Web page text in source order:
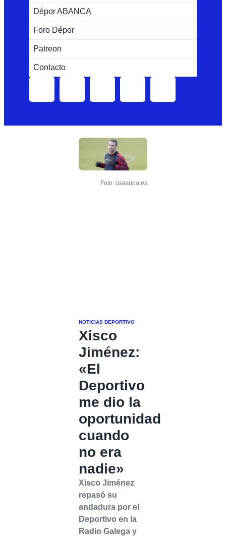
Dépor ABANCA
Foro Dépor
Patreon
Contacto
Foto: osasuna.es
NOTICIAS DEPORTIVO
Xisco
Jiménez:
«El
Deportivo
me dio la
oportunidad
cuando
no era
nadie»
Xisco Jiménez
repasó su
andadura por el
Deportivo en la
Radio Galega y